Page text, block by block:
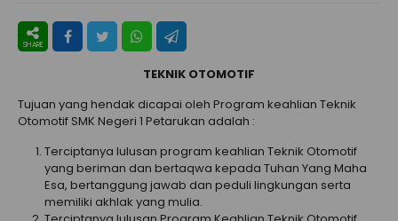
TEKNIK OTOMOTIF
Tujuan yang hendak dicapai oleh Program keahlian Teknik
Otomotif SMK Negeri 1 Petarukan adalah :
Terciptanya lulusan program keahlian Teknik Otomotif
yang beriman dan bertaqwa kepada Tuhan Yang Maha
Esa, bertanggung jawab dan peduli lingkungan serta
memiliki akhlak yang mulia.